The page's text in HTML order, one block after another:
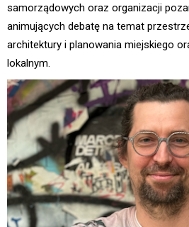
samorządowych oraz organizacji
animujących debatę na temat
architektury i planowania miejskiego
lokalnym.